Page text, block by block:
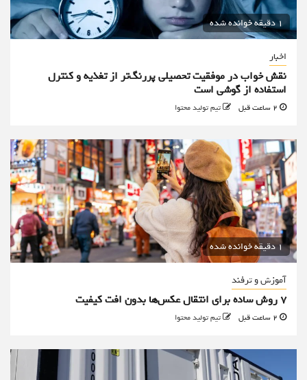
1 دقیقه خوانده شده
اخبار
نقش خواب در موفقیت تحصیلی پررنگ‌تر از تغذیه و کنترل
استفاده از گوشی است
تیم تولید محتوا
1 دقیقه خوانده شده
آموزش و ترفند
۷ روش ساده برای انتقال عکس‌ها بدون افت کیفیت
تیم تولید محتوا